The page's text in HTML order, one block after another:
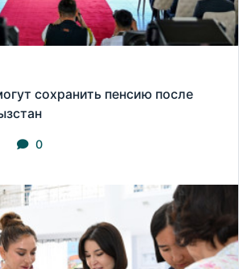
сохранить пенсию после
0